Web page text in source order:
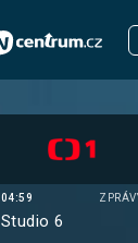
04:59
Studio 6